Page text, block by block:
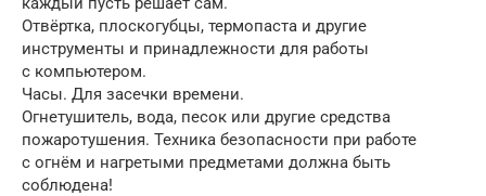
Отвёртка, плоскогубцы, термопаста и другие
инструменты и принадлежности для работы
с компьютером.
Часы. Для засечки времени.
Огнетушитель, вода, песок или другие средства
пожаротушения. Техника безопасности при работе
с огнём и нагретыми предметами должна быть
соблюдена!